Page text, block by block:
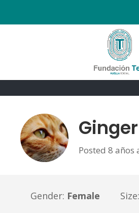
Ginger
Posted 8 años
Gender: Female Size: